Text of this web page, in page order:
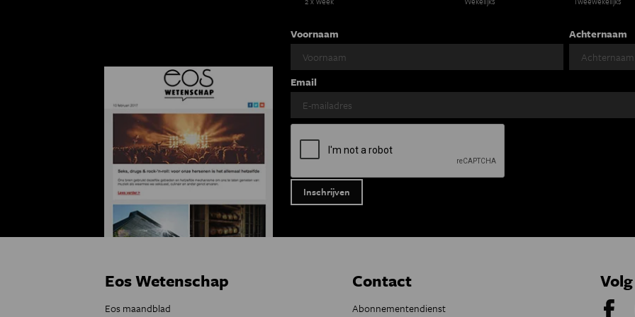
Voornaam Achternaam
Email
Eos Wetenschap
Eos maandblad
Contact
Abonnementendienst